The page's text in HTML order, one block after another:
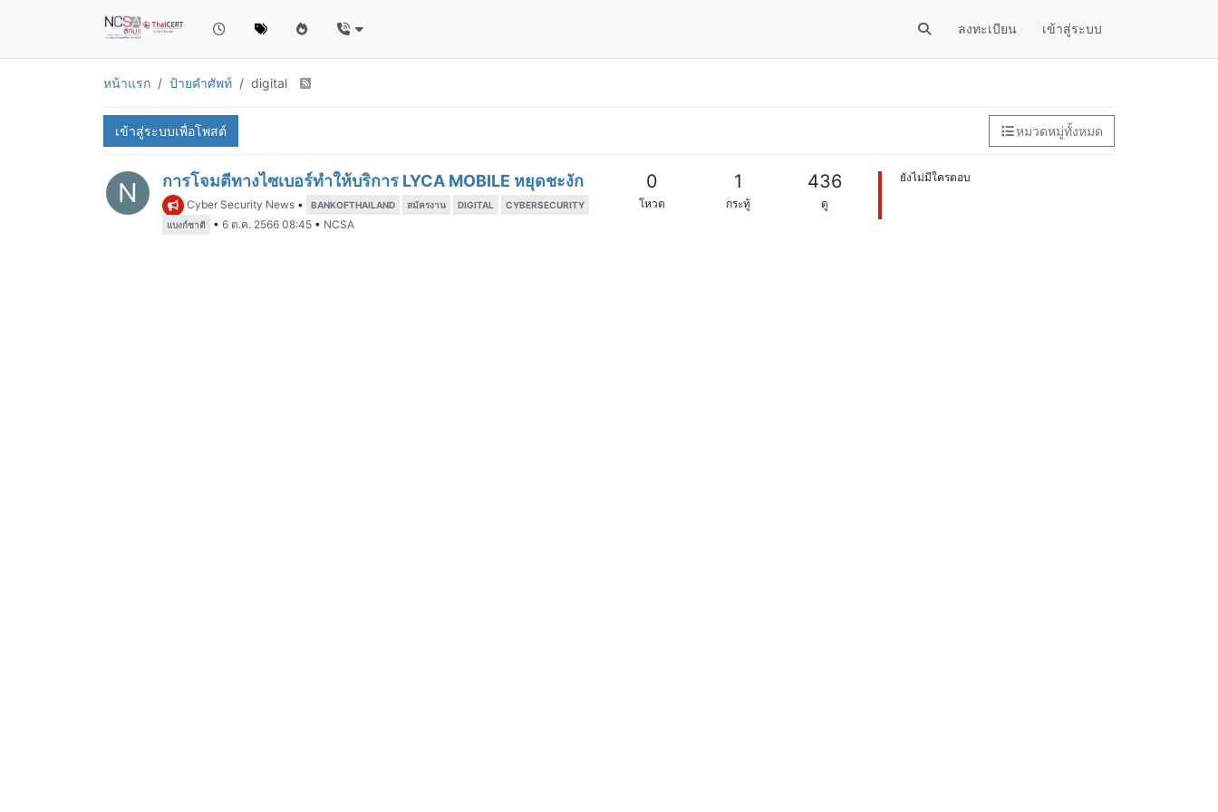
ลงทะเบียน เข้าสู่ระบบ
หน้าแรก ป้ายคำศัพท์ digital
เข้าสู่ระบบเพื่อโพสต์ หมวดหมู่ทั้งหมด
N การโจมตีทางไซเบอร์ทำให้บริการ LYCA MOBILE หยุดชะงัก
Cyber Security News • BANKOFTHAILAND สมัครงาน DIGITAL
CYBERSECURITY
แบงก์ชาติ
• 6 ต.ค. 2566 08:45 • NCSA
0
โหวต
1
กระทู้
436
ดู
ยังไม่มีใครตอบ